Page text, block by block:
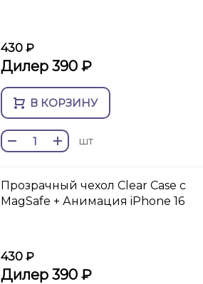
430 ₽
Дилер 390 ₽
В КОРЗИНУ
шт
Прозрачный чехол Clear Case c
MagSafe + Анимация iPhone 16
430 ₽
Дилер 390 ₽